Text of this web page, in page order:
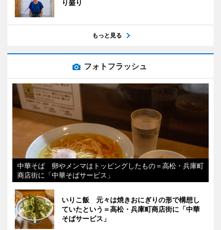
り盛り
もっと見る
フォトフラッシュ
中華そば 卵やメンマはトッピングしたもの＝高松・兵庫町
商店街に「中華そばサービス」
いりこ飯 元々は焼きおにぎりの形で構想し
ていたという＝高松・兵庫町商店街に「中華
そばサービス」